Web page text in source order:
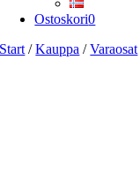
Ostoskori0
Start /Kauppa /Varaosat